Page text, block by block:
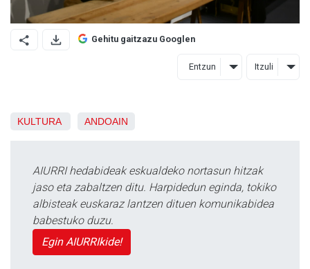
Gehitu gaitzazu Googlen
Entzun Itzuli
KULTURA ANDOAIN
AIURRI hedabideak eskualdeko nortasun hitzak
jaso eta zabaltzen ditu. Harpidedun eginda, tokiko
albisteak euskaraz lantzen dituen komunikabidea
babestuko duzu.
Egin AIURRIkide!